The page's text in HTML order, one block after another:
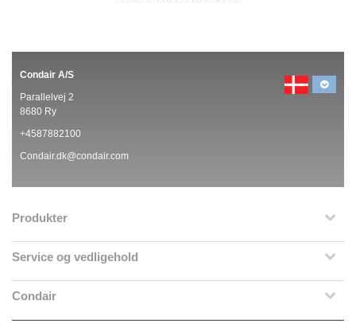
Condair A/S
Parallelvej 2
8680 Ry
+4587882100
Condair.dk@condair.com
Produkter
Service og vedligehold
Condair